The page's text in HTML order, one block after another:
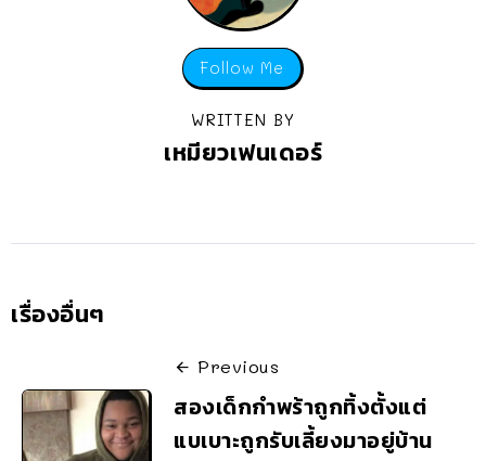
Follow Me
WRITTEN BY
เหมียวเฟนเดอร์
เรื่องอื่นๆ
Previous
สองเด็กกำพร้าถูกทิ้งตั้งแต่
แบเบาะถูกรับเลี้ยงมาอยู่บ้าน